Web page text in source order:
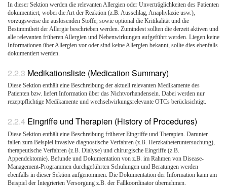
In dieser Sektion werden die relevanten Allergien oder Unverträglichkeiten des Patienten
dokumentiert, wobei die Art der Reaktion (z.B. Ausschlag, Anaphylaxie usw.),
vorzugsweise die auslösenden Stoffe, sowie optional die Kritikalität und die
Bestimmtheit der Allergie beschrieben werden. Zumindest sollten die derzeit aktiven und
alle relevanten früheren Allergien und Nebenwirkungen aufgeführt werden. Liegen keine
Informationen über Allergien vor oder sind keine Allergien bekannt, sollte dies ebenfalls
dokumentiert werden.
Medikationsliste (Medication Summary)
Diese Sektion enthält eine Beschreibung der aktuell relevanten Medikamente des
Patienten bzw. liefert Information über das Nichtvorhandensein. Dabei werden nur
rezeptpflichtige Medikamente und wechselwirkungsrelevante OTCs berücksichtigt.
Eingriffe und Therapien (History of Procedures)
Diese Sektion enthält eine Beschreibung früherer Eingriffe und Therapien. Darunter
fallen zum Beispiel invasive diagnostische Verfahren (z.B. Herzkatheteruntersuchung),
therapeutische Verfahren (z.B. Dialyse) und chirurgische Eingriffe (z.B.
Appendektomie). Befunde und Dokumentation von z.B. im Rahmen von Disease-
Management-Programmen durchgeführten Schulungen und Beratungen werden
ebenfalls in dieser Sektion aufgenommen. Die Dokumentation der Information kann am
Beispiel der Integrierten Versorgung z.B. der Fallkoordinator übernehmen.